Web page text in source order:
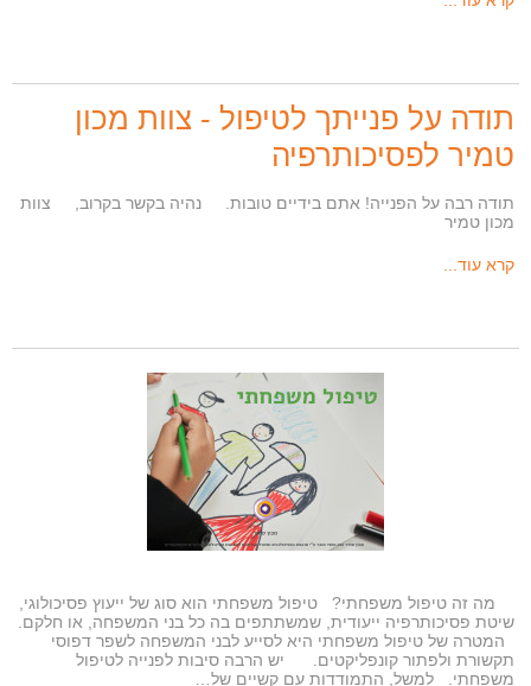
תודה על פנייתך לטיפול - צוות מכון
טמיר לפסיכותרפיה
תודה רבה על הפנייה! אתם בידיים טובות. נהיה בקשר בקרוב, צוות
מכון טמיר
קרא עוד...
מה זה טיפול משפחתי? טיפול משפחתי הוא סוג של ייעוץ פסיכולוגי,
שיטת פסיכותרפיה ייעודית, שמשתתפים בה כל בני המשפחה, או חלקם.
המטרה של טיפול משפחתי היא לסייע לבני המשפחה לשפר דפוסי
תקשורת ולפתור קונפליקטים. יש הרבה סיבות לפנייה לטיפול
משפחתי. למשל, התמודדות עם קשיים של…